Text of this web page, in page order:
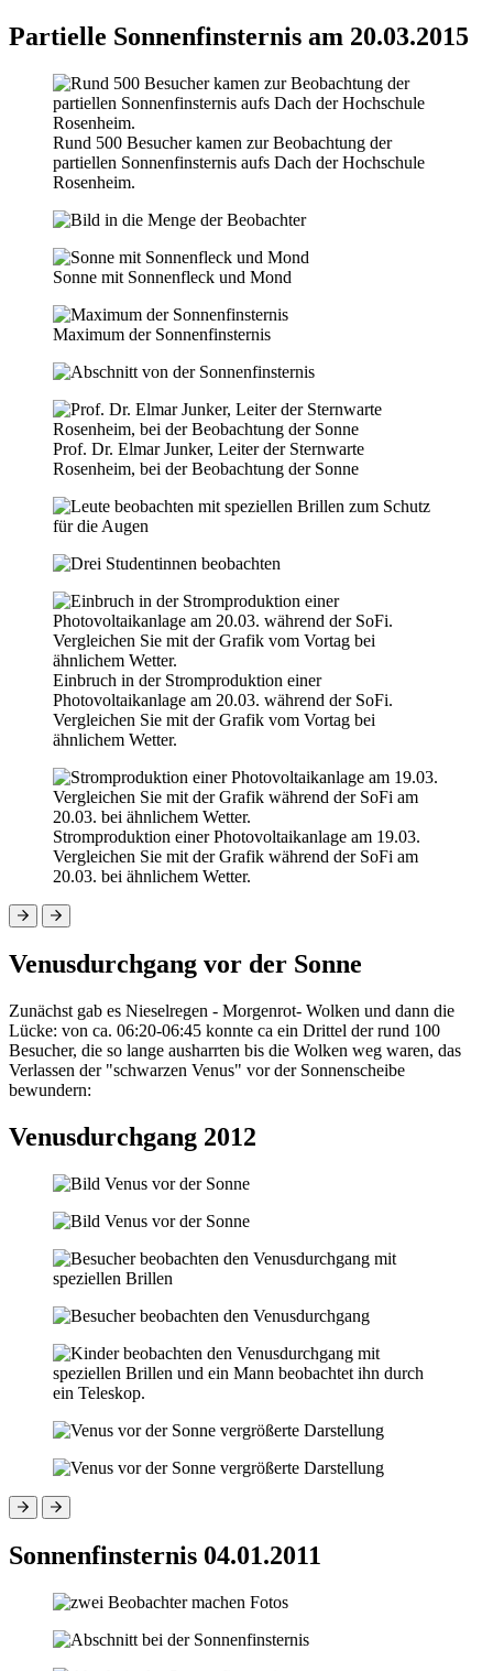
Partielle Sonnenfinsternis am 20.03.2015
Rund 500 Besucher kamen zur Beobachtung der
partiellen Sonnenfinsternis aufs Dach der Hochschule
Rosenheim.
Sonne mit Sonnenfleck und Mond
Maximum der Sonnenfinsternis
Prof. Dr. Elmar Junker, Leiter der Sternwarte
Rosenheim, bei der Beobachtung der Sonne
Einbruch in der Stromproduktion einer
Photovoltaikanlage am 20.03. während der SoFi.
Vergleichen Sie mit der Grafik vom Vortag bei
ähnlichem Wetter.
Stromproduktion einer Photovoltaikanlage am 19.03.
Vergleichen Sie mit der Grafik während der SoFi am
20.03. bei ähnlichem Wetter.
Venusdurchgang vor der Sonne
Zunächst gab es Nieselregen - Morgenrot- Wolken und dann die
Lücke: von ca. 06:20-06:45 konnte ca ein Drittel der rund 100
Besucher, die so lange ausharrten bis die Wolken weg waren, das
Verlassen der "schwarzen Venus" vor der Sonnenscheibe
bewundern:
Venusdurchgang 2012
Sonnenfinsternis 04.01.2011